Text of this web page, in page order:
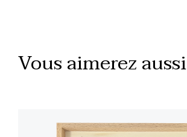
Vous aimerez aussi